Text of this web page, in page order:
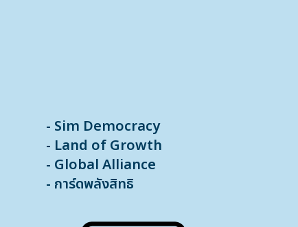
- Sim Democracy
- Land of Growth
- Global Alliance
- การ์ดพลังสิทธิ